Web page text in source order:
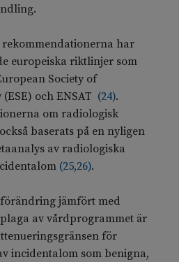
har
europeiska riktlinjer som
Society of
och ENSAT (24).
om radiologisk
baserats på en nyligen
av radiologiska
(25,26).
jämfört med
av vårdprogrammet är
för
incidentalom som benigna,